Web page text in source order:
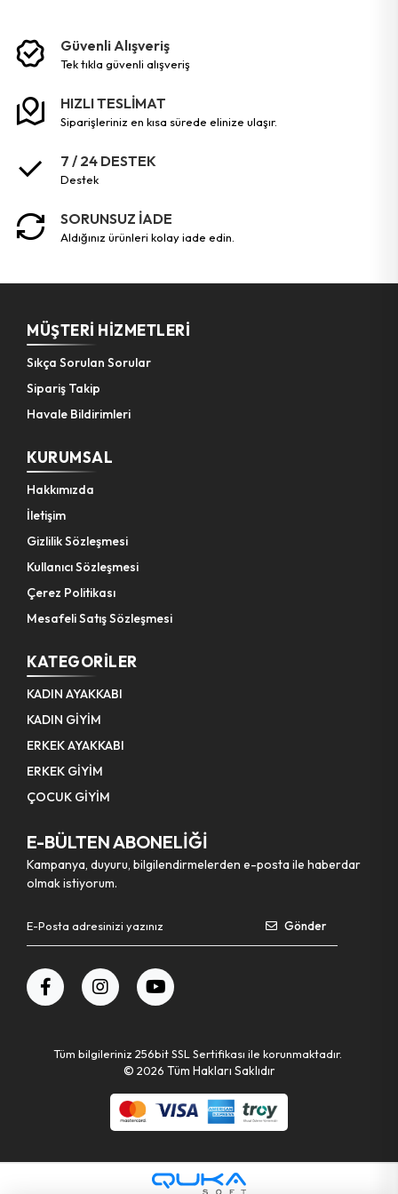
Güvenli Alışveriş
tek tikla güvenli̇ alişveri̇ş
HIZLI TESLİMAT
siparişleriniz en kısa sürede elinize ulaşır.
7 / 24 DESTEK
destek
SORUNSUZ İADE
aldığınız ürünleri kolay iade edin.
MÜŞTERI HIZMETLERI
Sıkça Sorulan Sorular
Sipariş Takip
Havale Bildirimleri
KURUMSAL
Hakkımızda
İletişim
Gizlilik Sözleşmesi
Kullanıcı Sözleşmesi
Çerez Politikası
Mesafeli Satış Sözleşmesi
KATEGORILER
KADIN AYAKKABI
KADIN GİYİM
ERKEK AYAKKABI
ERKEK GİYİM
ÇOCUK GİYİM
E-BÜLTEN ABONELİĞİ
Kampanya, duyuru, bilgilendirmelerden e-posta ile haberdar
olmak istiyorum.
Gönder
Tüm bilgileriniz 256bit SSL Sertifikası ile korunmaktadır.
© 2026 Tüm Hakları Saklıdır